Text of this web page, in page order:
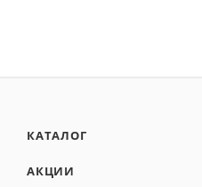
КАТАЛОГ
АКЦИИ